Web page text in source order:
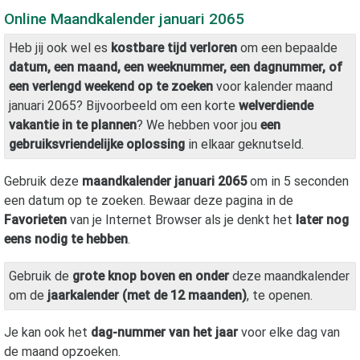
Online Maandkalender januari 2065
Heb jij ook wel es kostbare tijd verloren om een bepaalde
datum, een maand, een weeknummer, een dagnummer, of
een verlengd weekend op te zoeken voor kalender maand
januari 2065? Bijvoorbeeld om een korte welverdiende
vakantie in te plannen? We hebben voor jou een
gebruiksvriendelijke oplossing in elkaar geknutseld.
Gebruik deze maandkalender januari 2065om in 5 seconden
een datum op te zoeken. Bewaar deze pagina in de
Favorieten van je Internet Browser als je denkt het later nog
eens nodig te hebben.
Gebruik de grote knop boven en onderdeze maandkalender
om de jaarkalender (met de 12 maanden), te openen.
Je kan ook het dag-nummer van het jaarvoor elke dag van
de maand opzoeken.